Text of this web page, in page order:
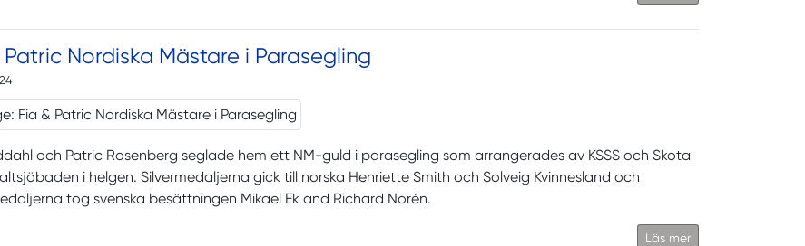
Patric Nordiska Mästare i Parasegling
och Patric Rosenberg seglade hem ett NM-guld i parasegling som arrangerades av KSSS och Skota
i helgen. Silvermedaljerna gick till norska Henriette Smith och Solveig Kvinnesland och
tog svenska besättningen Mikael Ek and Richard Norén.
Läs mer